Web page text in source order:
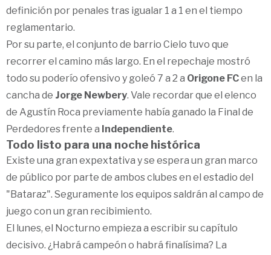
definición por penales tras igualar 1 a 1 en el tiempo
reglamentario.
Por su parte, el conjunto de barrio Cielo tuvo que
recorrer el camino más largo. En el repechaje mostró
todo su poderío ofensivo y goleó 7 a 2 a Origone FCen la
cancha de Jorge Newbery. Vale recordar que el elenco
de Agustín Roca previamente había ganado la Final de
Perdedores frente a Independiente.
Todo listo para una noche histórica
Existe una gran expextativa y se espera un gran marco
de público por parte de ambos clubes en el estadio del
"Bataraz". Seguramente los equipos saldrán al campo de
juego con un gran recibimiento.
El lunes, el Nocturno empieza a escribir su capítulo
decisivo. ¿Habrá campeón o habrá finalísima? La